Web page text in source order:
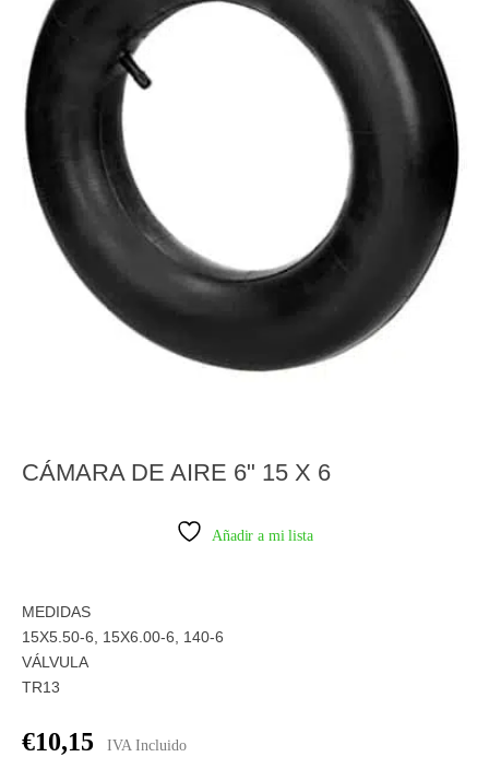
CÁMARA DE AIRE 6" 15 X 6
Añadir a mi lista
MEDIDAS
15X5.50-6, 15X6.00-6, 140-6
VÁLVULA
TR13
€10,15 IVA Incluido